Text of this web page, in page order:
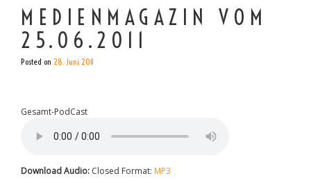
MEDIENMAGAZIN VOM
25.06.2011
Posted on 28. Juni 2011
Gesamt-PodCast
Download Audio: Closed Format: MP3